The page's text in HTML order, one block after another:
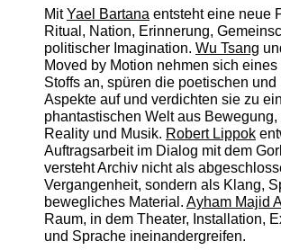
MitYael Bartanaentsteht eine neue
Ritual, Nation, Erinnerung,
politischer Imagination. Wu Tsang
Moved by Motion nehmen sich
Stoffs an, spüren die poetischen
Aspekte auf und verdichten sie zu
phantastischen Welt aus Bewegung,
Reality und Musik. Robert Lippok
Auftragsarbeit im Dialog mit dem
versteht Archiv nicht als
Vergangenheit, sondern als Klang,
bewegliches Material. Ayham Majid
Raum, in dem Theater, Installation,
und Sprache ineinandergreifen.